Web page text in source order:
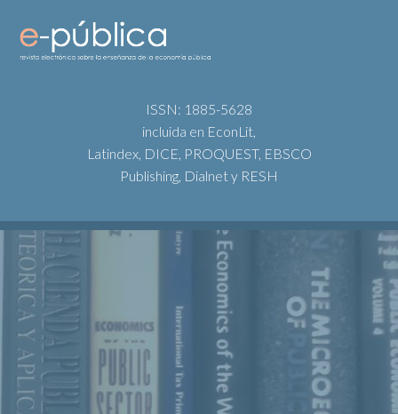
ISSN: 1885-5628
incluida en EconLit,
Latindex, DICE, PROQUEST, EBSCO
Publishing, Dialnet y RESH